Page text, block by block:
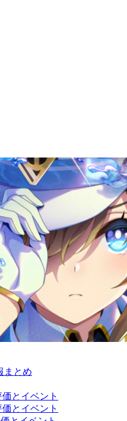
まとめ
とイベント
とイベント